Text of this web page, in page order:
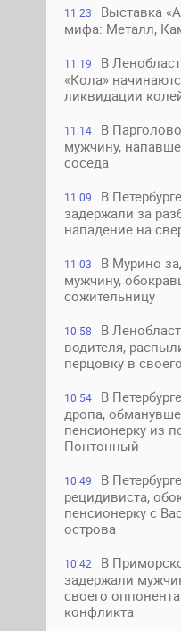
11:23
Выставка
мифа: Металл,
11:19
В
«Кола»
ликвидации
11:14
В
мужчину,
соседа
11:09
В
задержали за
нападение на
11:03
В Мурино
мужчину,
сожительницу
10:58
В
водителя,
перцовку в
10:54
В
дропа,
пенсионерку из
Понтонный
10:49
В
рецидивиста,
пенсионерку с
острова
10:42
В
задержали
своего
конфликта